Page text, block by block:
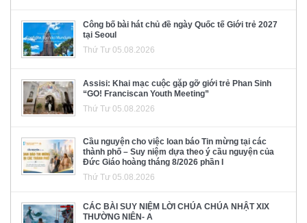
Công bố bài hát chủ đề ngày Quốc tế Giới trẻ 2027
tại Seoul
Thứ Tư 05.08.2026
Assisi: Khai mạc cuộc gặp gỡ giới trẻ Phan Sinh
“GO! Franciscan Youth Meeting”
Thứ Tư 05.08.2026
Cầu nguyện cho việc loan báo Tin mừng tại các
thành phố – Suy niệm dựa theo ý cầu nguyện của
Đức Giáo hoàng tháng 8/2026 phần I
Thứ Tư 05.08.2026
CÁC BÀI SUY NIỆM LỜI CHÚA CHÚA NHẬT XIX
THƯỜNG NIÊN- A